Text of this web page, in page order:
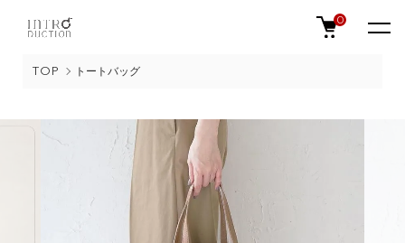
0
TOP トートバッグ